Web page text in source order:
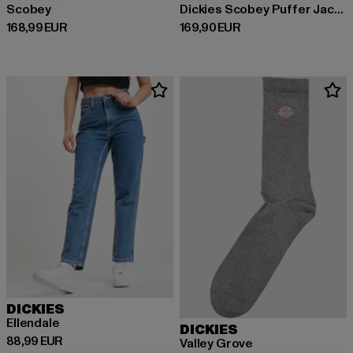
Scobey
168,99 EUR
Derzeitiger Preis: 168,99 EUR
Dickies Scobey Puffer Jackets
169,90 EUR
Derzeitiger Preis: 169,90 EUR
DICKIES
Ellendale
88,99 EUR
Derzeitiger Preis: 88,99 EUR
DICKIES
Valley Grove